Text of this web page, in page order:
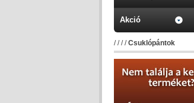
Akció
////Csuklópántok